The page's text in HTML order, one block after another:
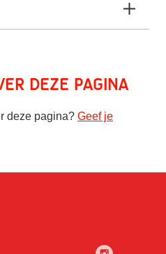
deze pagina
deze pagina? Geef je